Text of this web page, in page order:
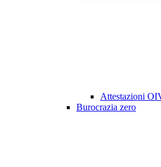
Attestazioni
Burocrazia zero